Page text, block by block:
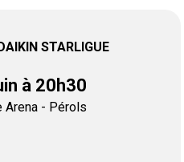
STARLIGUE
à 20h30
Arena - Pérols